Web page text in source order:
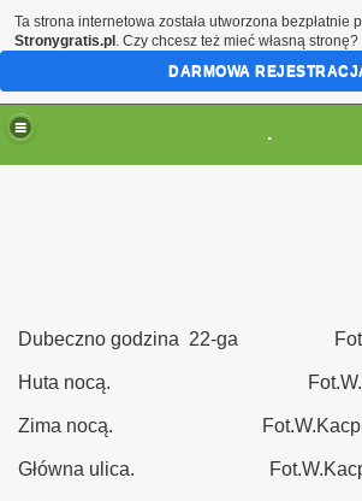
.
Dubeczno godzina 22-ga
Huta nocą.
Zima nocą.
Główna ulica.
Ta strona internetowa została utworzona bezpłatnie
Stronygratis.pl . Czy chcesz też mieć własną stronę?
DARMOWA